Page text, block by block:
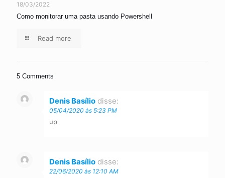
18/03/2022
Como monitorar uma pasta usando Powershell
Read more
5 Comments
Denis Basílio disse:
05/04/2020 às 5:23 PM
up
Denis Basílio disse:
22/06/2020 às 12:10 AM